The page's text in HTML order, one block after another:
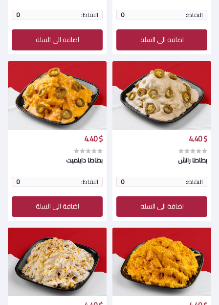
النقاط:
0
اضافة الى السلة
النقاط:
0
اضافة الى السلة
$ 4.40
بطاطا رانش
النقاط:
0
اضافة الى السلة
$ 4.40
بطاطا داينميت
النقاط:
0
اضافة الى السلة